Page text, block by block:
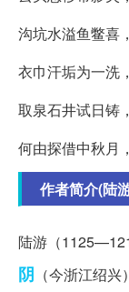
沟坑水溢鱼鳖喜
衣巾汗垢为一洗
取泉石井试日铸
何由探借中秋月
作者简介(陆
陆游（
阴 （今浙江绍